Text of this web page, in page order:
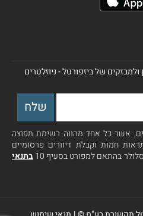
של ביזפורטל - ניוזלטרים
אשר כל אחד מהווה רשימת תפוצה
חמות וקבלת דיוורים פרסומיים
בהתאם למפורט בסעיף 10
בתנאי